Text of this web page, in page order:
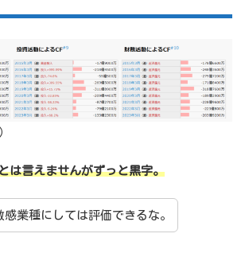
）
は言えませんがずっと黒字。
感業種にしては評価できるな。